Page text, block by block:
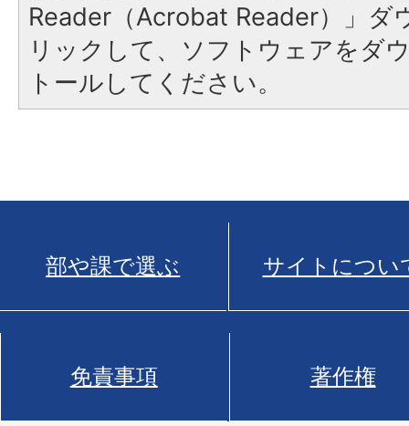
Reader（Acrobat Reader）」ダ
リックして、ソフトウェアをダ
トールしてください。
部や課で選ぶ サイトについ
免責事項 著作権